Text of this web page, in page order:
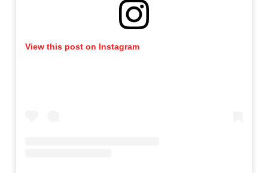
View this post on Instagram